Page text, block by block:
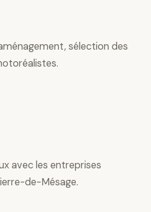
sélection des
avec les entreprises
de-Mésage.